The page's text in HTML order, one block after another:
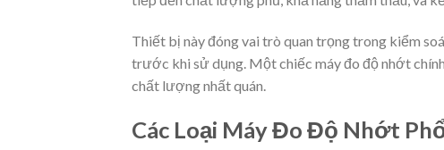
Thiết bị này đóng vai trò quan trọng trong kiểm
trước khi sử dụng. Một chiếc máy đo độ nhớt
chất lượng nhất quán.
Các Loại Máy Đo Độ Nhớt